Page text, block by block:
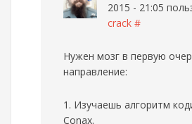
2015 - 21:05
crack #
Нужен мозг в первую
направление:
1. Изучаешь алгоритм
Conax.